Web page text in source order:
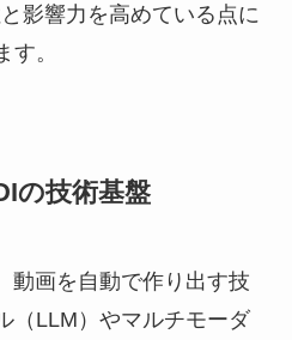
影響力を高めている点に
。
の技術基盤
動画を自動で作り出す技
（LLM）やマルチモーダ